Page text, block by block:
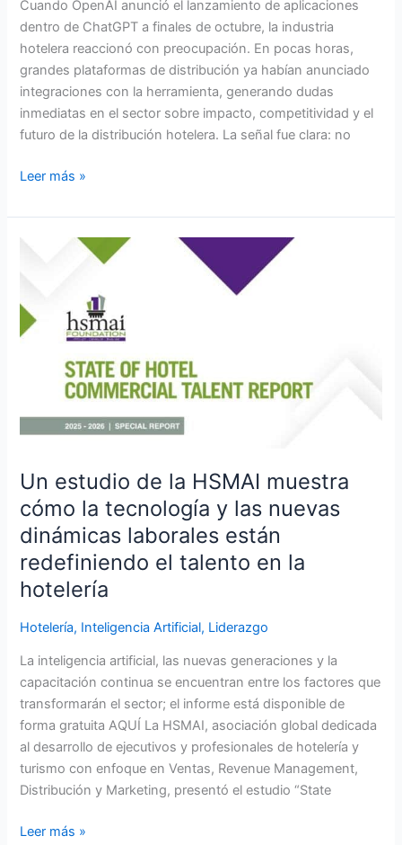
Cuando OpenAI anunció el lanzamiento de aplicaciones
dentro de ChatGPT a finales de octubre, la industria
hotelera reaccionó con preocupación. En pocas horas,
grandes plataformas de distribución ya habían anunciado
integraciones con la herramienta, generando dudas
inmediatas en el sector sobre impacto, competitividad y el
futuro de la distribución hotelera. La señal fue clara: no
Leer más »
Un estudio de la HSMAI muestra
cómo la tecnología y las nuevas
dinámicas laborales están
redefiniendo el talento en la
hotelería
Hotelería, Inteligencia Artificial, Liderazgo
La inteligencia artificial, las nuevas generaciones y la
capacitación continua se encuentran entre los factores que
transformarán el sector; el informe está disponible de
forma gratuita AQUÍ La HSMAI, asociación global dedicada
al desarrollo de ejecutivos y profesionales de hotelería y
turismo con enfoque en Ventas, Revenue Management,
Distribución y Marketing, presentó el estudio “State
la
HSMAI
tecnología
nuevas
dinámicas
laborales
están
redefiniendo
el
en
la
hotelería
Leer más »